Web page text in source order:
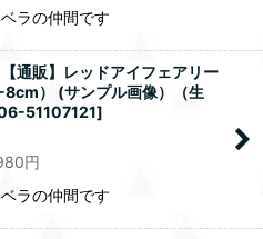
ラの仲間です
【通販】レッドアイフェアリー
） (サンプル画像）（生
51107121]
円
ラの仲間です